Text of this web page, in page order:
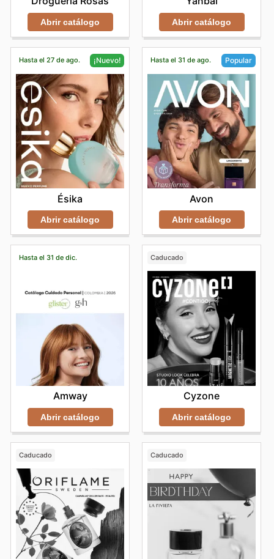
Abrir catálogo Abrir catálogo
Hasta el 27 de ago. ¡Nuevo!
Ésika
Abrir catálogo
Hasta el 31 de ago. Popular
Avon
Abrir catálogo
Hasta el 31 de dic.
Amway
Abrir catálogo
Caducado
Cyzone
Abrir catálogo
Caducado Caducado